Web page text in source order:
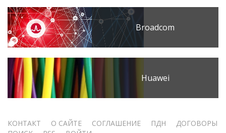
Broadcom
Huawei
Меню
КОНТАКТ О САЙТЕ СОГЛАШЕНИЕ ПДН
ДОГОВОРЫ